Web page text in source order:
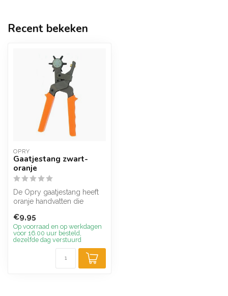
Recent bekeken
OPRY
Gaatjestang zwart-
oranje
De Opry gaatjestang heeft
oranje handvatten die
deze allr...
€9,95
Op voorraad en op werkdagen
voor 16.00 uur besteld,
dezelfde dag verstuurd